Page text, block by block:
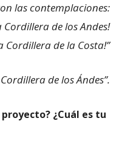
las contemplaciones:
Cordillera de los Andes!
Cordillera de la Costa!”
de los Ándes”.
¿Cuál es tu